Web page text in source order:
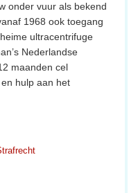
onder vuur als bekend
1968 ook toegang
ultracentrifuge
Nederlandse
maanden cel
hulp aan het